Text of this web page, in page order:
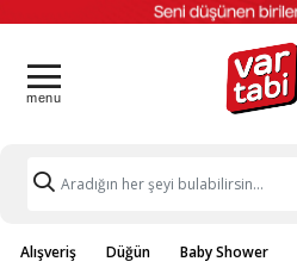
Alışveriş Düğün Baby Shower